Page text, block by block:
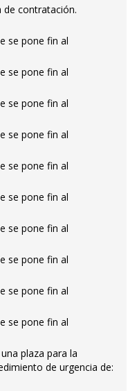
de contratación.
se pone fin al
se pone fin al
se pone fin al
se pone fin al
se pone fin al
se pone fin al
se pone fin al
se pone fin al
se pone fin al
se pone fin al
plaza para la
de urgencia de: